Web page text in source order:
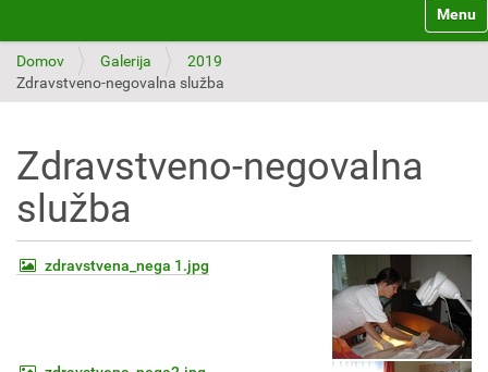
Domov Galerija
2019
Zdravstveno-negovalna služba
Zdravstveno-negovalna
služba
zdravstvena_nega 1.jpg